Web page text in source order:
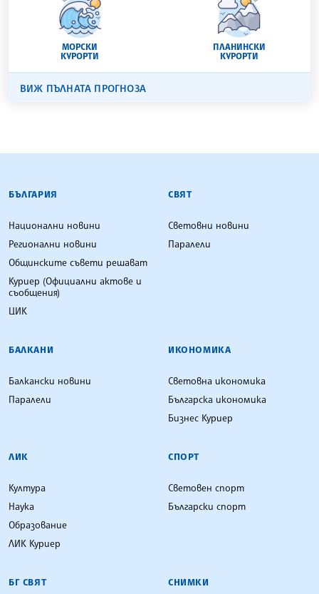
МОРСКИ
КУРОРТИ
ПЛАНИНСКИ
КУРОРТИ
ВИЖ ПЪЛНАТА ПРОГНОЗА
БЪЛГАРСКА ТЕЛЕГРАФНА АГЕНЦИЯ
БЪЛГАРИЯ
Национални новини
Регионални новини
Общинските съвети решават
Куриер (Официални актове и
съобщения)
ЦИК
СВЯТ
Световни новини
Паралели
БАЛКАНИ
Балкански новини
Паралели
ИКОНОМИКА
Световна икономика
Българска икономика
Бизнес Куриер
ЛИК
Култура
Наука
Образование
ЛИК Куриер
СПОРТ
Световен спорт
Български спорт
БГ СВЯТ СНИМКИ